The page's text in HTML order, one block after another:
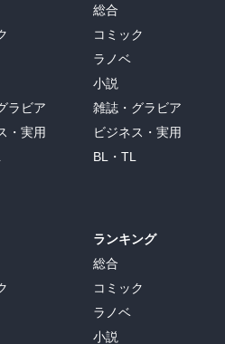
ラビア
・実用
総合
コミック
ラノベ
小説
雑誌・グラビア
ビジネス・実用
BL・TL
ランキング
総合
コミック
ラノベ
小説